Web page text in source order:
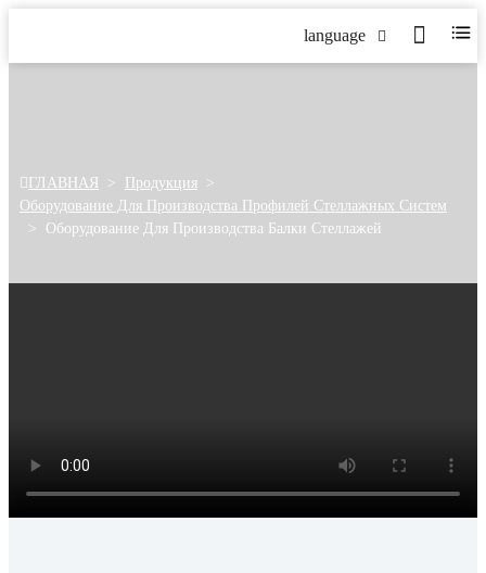
language
ГЛАВНАЯ > Продукция >
Оборудование Для Производства Профилей Стеллажных Систем
> Оборудование Для Производства Балки Стеллажей